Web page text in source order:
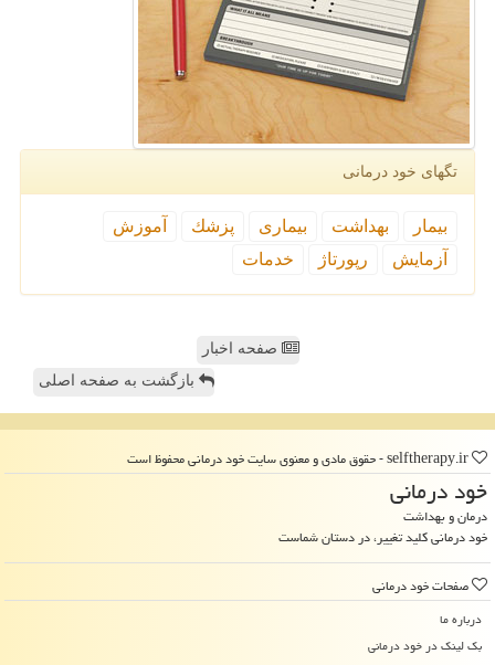
تگهای خود درمانی
بیمار بهداشت بیماری پزشك
آموزش
آزمایش
رپورتاژ خدمات
صفحه اخبار
بازگشت به صفحه اصلی
خود درمانی
درمان و بهداشت
خود درمانی کلید تغییر، در دستان شماست
صفحات خود درمانی
درباره ما
بک لینک در خود درمانی